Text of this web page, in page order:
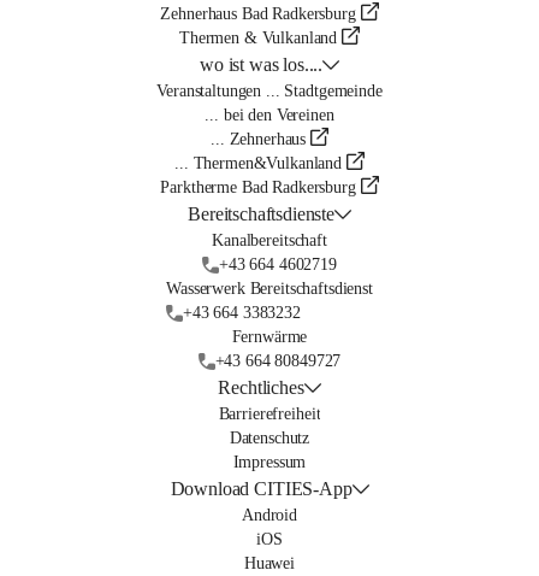
Zehnerhaus Bad Radkersburg
Thermen & Vulkanland
wo ist was los....
Veranstaltungen ... Stadtgemeinde
... bei den Vereinen
... Zehnerhaus
... Thermen&Vulkanland
Parktherme Bad Radkersburg
Bereitschaftsdienste
Kanalbereitschaft
+43 664 4602719
Wasserwerk Bereitschaftsdienst
+43 664 3383232
Fernwärme
+43 664 80849727
Rechtliches
Barrierefreiheit
Datenschutz
Impressum
Download CITIES-App
Android
iOS
Huawei